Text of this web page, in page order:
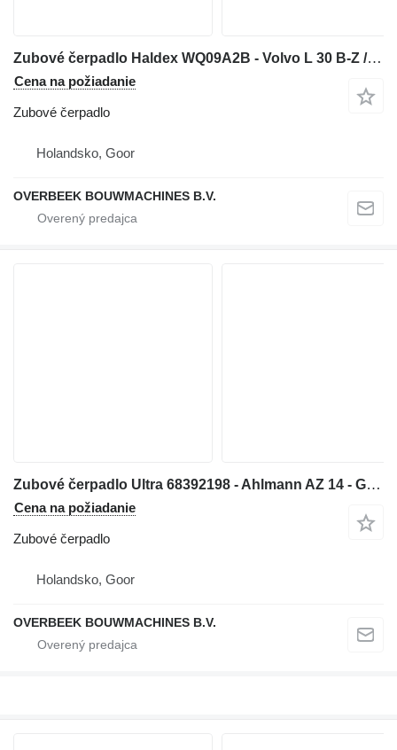
Zubové čerpadlo Haldex WQ09A2B - Volvo L 30 B-Z / X - Gearpump na kolesového nakladača
Cena na požiadanie
Zubové čerpadlo
Holandsko, Goor
OVERBEEK BOUWMACHINES B.V.
Zubové čerpadlo Ultra 68392198 - Ahlmann AZ 14 - Gearpump na kolesového nakladača
Cena na požiadanie
Zubové čerpadlo
Holandsko, Goor
OVERBEEK BOUWMACHINES B.V.